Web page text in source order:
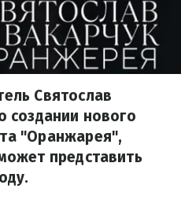
Святослав
создании нового
"Оранжарея",
представить